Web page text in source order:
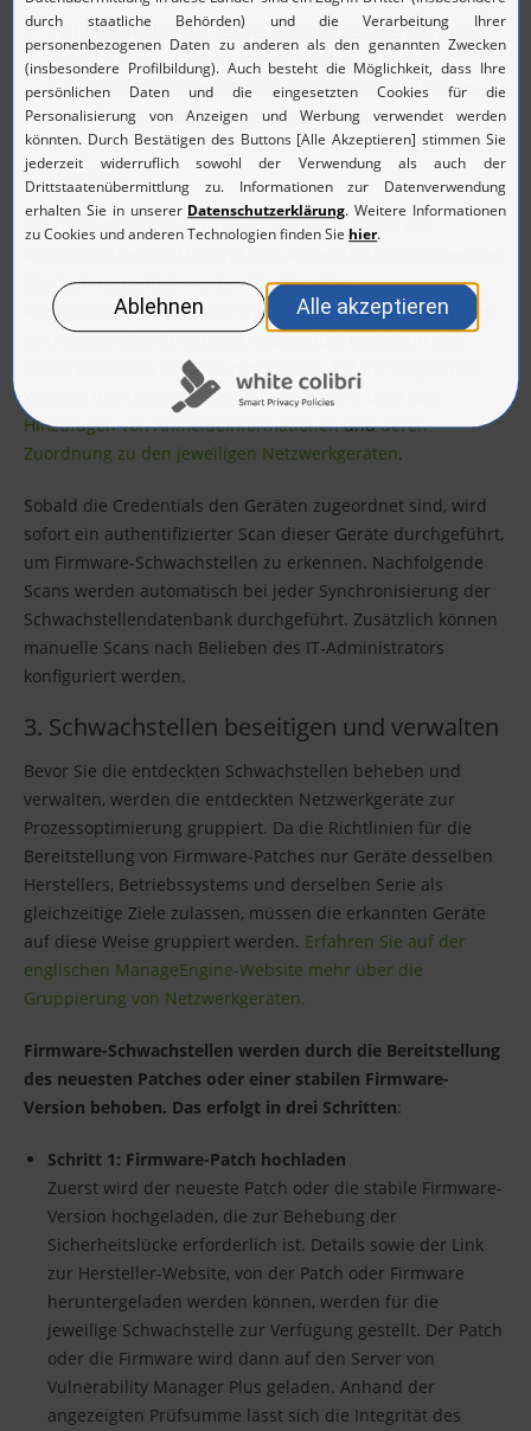
SSH-Protokoll:
Wird verwendet, um den identifizierten
Befehl zur Firmware-Version-Erkennung auf den
verwalteten Geräten auszuführen. Sobald die Version
erkannt wurde, werden die entsprechenden
Schwachstellen korreliert und für das betreffende Gerät
angezeigt.
Um diese Protokolle nutzen zu können, müssen die
Geräte hinzugefügt werden. Da dieselben
Anmeldeinformationen für mehrere Netzwerkgeräte gelten
können, werden sie separat hinzugefügt und dann den
entsprechenden Geräten zugeordnet. Auf der englischen
Website des Herstellers erfahren Sie mehr über das
Hinzufügen von Anmeldeinformationenundderen
Zuordnung zu den jeweiligen Netzwerkgeräten.
Sobald die Credentials den Geräten zugeordnet sind, wird
sofort ein authentifizierter Scan dieser Geräte durchgeführt,
um Firmware-Schwachstellen zu erkennen. Nachfolgende
Scans werden automatisch bei jeder Synchronisierung der
Schwachstellendatenbank durchgeführt. Zusätzlich können
manuelle Scans nach Belieben des IT-Administrators
konfiguriert werden.
3. Schwachstellen beseitigen und verwalten
Bevor Sie die entdeckten Schwachstellen beheben und
verwalten, werden die entdeckten Netzwerkgeräte zur
Prozessoptimierung gruppiert. Da die Richtlinien für die
Bereitstellung von Firmware-Patches nur Geräte desselben
Herstellers, Betriebssystems und derselben Serie als
gleichzeitige Ziele zulassen, müssen die erkannten Geräte
auf diese Weise gruppiert werden. Erfahren Sie auf der
englischen ManageEngine-Website mehr über die
Gruppierung von Netzwerkgeräten.
Firmware-Schwachstellen werden durch die Bereitstellung
des neuesten Patches oder einer stabilen Firmware-
Version behoben. Das erfolgt in drei Schritten:
Schritt 1: Firmware-Patch hochladen
Zuerst wird der neueste Patch oder die stabile Firmware-
Version hochgeladen, die zur Behebung der
Sicherheitslücke erforderlich ist. Details sowie der Link
zur Hersteller-Website, von der Patch oder Firmware
heruntergeladen werden können, werden für die
jeweilige Schwachstelle zur Verfügung gestellt. Der Patch
oder die Firmware wird dann auf den Server von
Vulnerability Manager Plus geladen. Anhand der
angezeigten Prüfsumme lässt sich die Integrität des